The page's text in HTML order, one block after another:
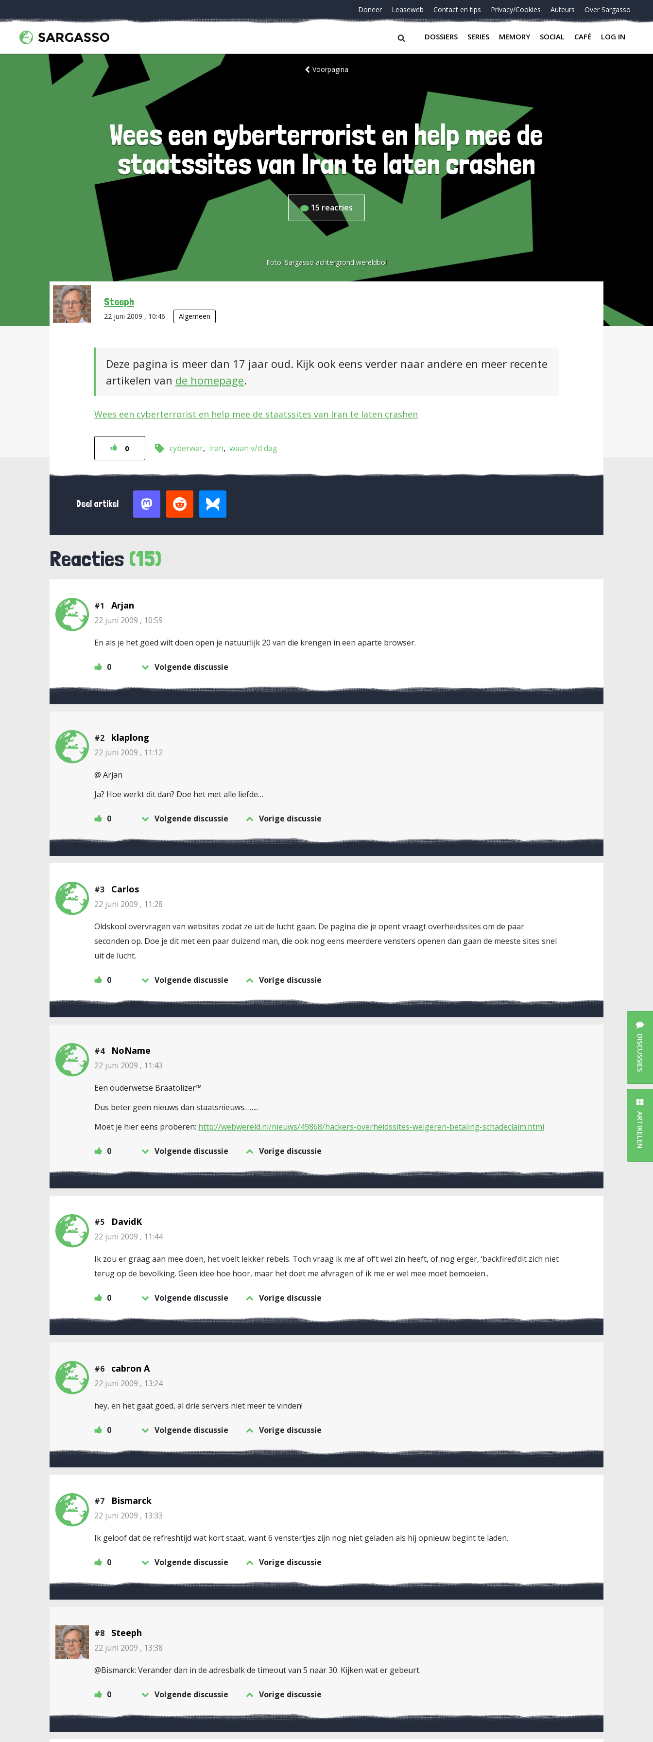
Doneer Leaseweb Contact en tips Privacy/Cookies Auteurs Over Sargasso
DOSSIERS SERIES MEMORY SOCIAL CAFÉ LOG IN
Voorpagina
Wees een cyberterrorist en help mee de
staatssites van Iran te laten crashen
15 reacties
Foto: Sargasso achtergrond wereldbol
Steeph
22 juni 2009 , 10:46 Algemeen
Deze pagina is meer dan 17 jaar oud. Kijk ook eens verder naar andere en meer recente
artikelen van de homepage.
Wees een cyberterrorist en help mee de staatssites van Iran te laten crashen
0 cyberwar iran waan v/d dag
Deel artikel
Reacties (15)
#1 Arjan
22 juni 2009 , 10:59
En als je het goed wilt doen open je natuurlijk 20 van die krengen in een aparte browser.
0 Volgende discussie
#2 klaplong
22 juni 2009 , 11:12
@ Arjan
Ja? Hoe werkt dit dan? Doe het met alle liefde…
0 Volgende discussie Vorige discussie
#3 Carlos
22 juni 2009 , 11:28
Oldskool overvragen van websites zodat ze uit de lucht gaan. De pagina die je opent vraagt overheidssites om de paar
seconden op. Doe je dit met een paar duizend man, die ook nog eens meerdere vensters openen dan gaan de meeste sites snel
uit de lucht.
0 Volgende discussie Vorige discussie
#4 NoName
22 juni 2009 , 11:43
Een ouderwetse Braatolizer™
Dus beter geen nieuws dan staatsnieuws……..
Moet je hier eens proberen: http://webwereld.nl/nieuws/49868/hackers-overheidssites-weigeren-betaling-schadeclaim.html
0 Volgende discussie Vorige discussie
#5 DavidK
22 juni 2009 , 11:44
Ik zou er graag aan mee doen, het voelt lekker rebels. Toch vraag ik me af of’t wel zin heeft, of nog erger, ‘backfired’dit zich niet
terug op de bevolking. Geen idee hoe hoor, maar het doet me afvragen of ik me er wel mee moet bemoeien..
0 Volgende discussie Vorige discussie
#6 cabron A
22 juni 2009 , 13:24
hey, en het gaat goed, al drie servers niet meer te vinden!
0 Volgende discussie Vorige discussie
#7 Bismarck
22 juni 2009 , 13:33
Ik geloof dat de refreshtijd wat kort staat, want 6 venstertjes zijn nog niet geladen als hij opnieuw begint te laden.
0 Volgende discussie Vorige discussie
#8 Steeph
22 juni 2009 , 13:38
@Bismarck: Verander dan in de adresbalk de timeout van 5 naar 30. Kijken wat er gebeurt.
0 Volgende discussie Vorige discussie
DISCUSSIES
ARTIKELEN